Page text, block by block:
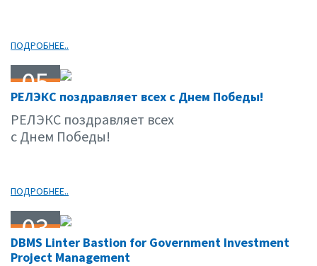
ПОДРОБНЕЕ..
05
05.11
РЕЛЭКС поздравляет всех с Днем Победы!
РЕЛЭКС поздравляет всех
с Днем Победы!
ПОДРОБНЕЕ..
03
05.11
DBMS Linter Bastion for Government Investment
Project Management